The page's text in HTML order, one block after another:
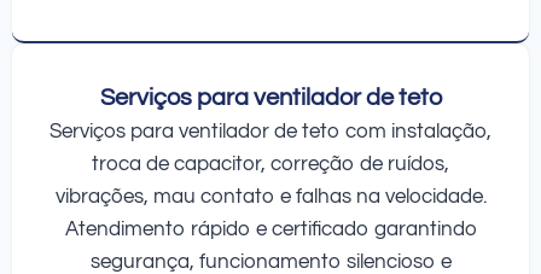
Serviços para ventilador de teto
Serviços para ventilador de teto com instalação,
troca de capacitor, correção de ruídos,
vibrações, mau contato e falhas na velocidade.
Atendimento rápido e certificado garantindo
segurança, funcionamento silencioso e